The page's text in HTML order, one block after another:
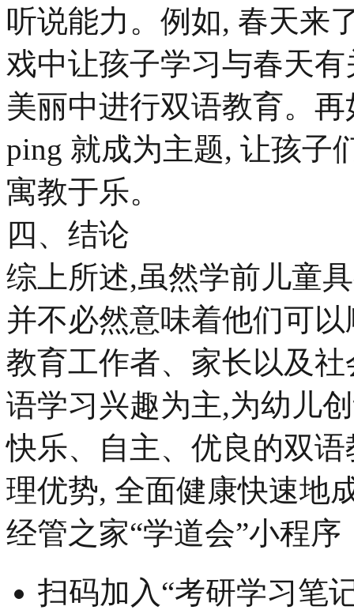
听说能力。例如, 春天来
戏中让孩子学习与春天
美丽中进行双语教育。
ping 就成为主题, 让孩子
寓教于乐。
四、结论
综上所述,虽然学前儿童
并不必然意味着他们可
教育工作者、家长以及
语学习兴趣为主,为幼儿
快乐、自主、优良的双
理优势, 全面健康快速地
经管之家“学道会”小程序
扫码加入“考研学习笔